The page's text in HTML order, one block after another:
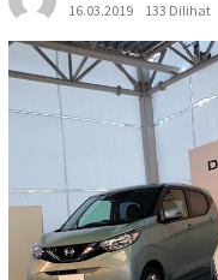
16.03.2019
133 Dilihat